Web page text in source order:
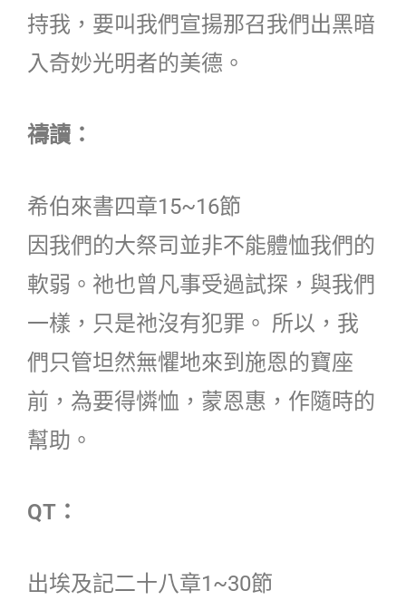
持我，要叫我們宣揚那召我們出黑暗
入奇妙光明者的美德。
禱讀：
希伯來書四章15~16節
因我們的大祭司並非不能體恤我們的
軟弱。祂也曾凡事受過試探，與我們
一樣，只是祂沒有犯罪。 所以，我
們只管坦然無懼地來到施恩的寶座
前，為要得憐恤，蒙恩惠，作隨時的
幫助。
QT：
出埃及記二十八章1~30節